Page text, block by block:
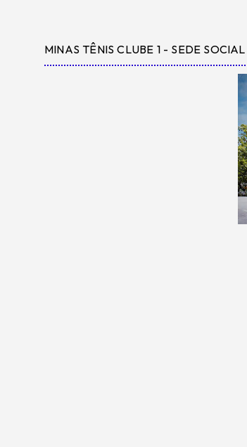
MINAS TÊNIS CLUBE 1 - SEDE SOCIAL